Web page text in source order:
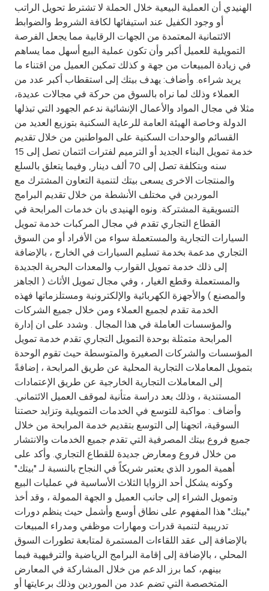
Malaysia
Turkey
Egypt
UK
Kingdom of Bahrain
الهنيدي أن العملية البيعية خلال الحملة لا تشترط تحويل الراتب
أو وجود الكفيل عند استيفائها لكافة الشروط والضوابط
الائتمانية المعتمدة من الجهات الرقابية مما يجعل الفرصة
التمويلية للعميل أكبر وأن تكون عملية البيع أسهل مما يساهم
في زيادة المبيعات من جهة و كذلك تمكين العميل من اقتناء ما
يريد شراءه. وأضاف: يهدف بيتك إلى استقطاب أكبر عدد من
العملاء وذلك لما نراه بالسوق من حركة في مجالات عديدة،
مثلا في مجال المواد والأعمال الإنشائية ندعم الجهود التي تبذلها
الدولة وخاصة الهيئة العامة للرعاية السكنية بتوزيع العديد من
القسائم والوحدات السكنية على المواطنين من خلال تقديم
خدمة تمويل البناء الجديد أو الترميم لفترات ائتمان تصل إلى 15
سنه وبتكلفة تصل إلى 70 ألف دينار, وفيما يتعلق بالسلع
والمنتجات الاخرى يسعى بيتك لتنمية التعاون المشترك مع
الموردين في مختلف الأنشطة من خلال تقديم البرامج
التسويقية المشتركة. ونوه الهنيدى بان خدمات المرابحة في
القطاع التجاري تقدم في مجال المركبات خدمة تمويل
السيارات التجارية والمستعملة سواء من الأفراد أو من السوق
التجاري مدعمة بخدمة تسليم السيارات في الخارج ، بالإضافة
إلى ذلك خدمة تمويل القوارب والمعدات البحرية الجديدة
والمستعملة وقطع الغيار ، وفي مجال تمويل الأثاث ( الجاهز
والمصنع ) والأجهزة الكهربائية والإلكترونية ومستلزماتها فهذه
الخدمة تقدم لجميع العملاء ومن خلال جميع الشركات
والمؤسسات العاملة في هذا المجال . وشدد على ان إدارة
المرابحة متمثلة بوحدة التمويل التجاري تقدم خدمة تمويل
المؤسسات والشركات الصغيرة والمتوسطة حيث تقوم الوحدة
بتمويل المعاملات التجارية المحلية عن طريق المرابحة ، إضافةً
إلى المعاملات التجارية الخارجية عن طريق الإعتمادات
المستندية ، وذلك بعد دراسة متأنية لموقف العميل الائتماني.
وأضاف : مواكبة للتوسع في الخدمات التمويلية وتزايد حصتنا
السوقية، اتجهنا إلى التوسع بتقديم خدمة المرابحة من خلال
جميع فروع بيتك المصرفية التي تقدم جميع الخدمات والانتشار
من خلال فروع ومعارض جديدة للقطاع التجاري. وأكد على
أهمية المورد الذي يعتبر شريكاً في النجاح بالنسبة لـ "بيتك"
وكونه يشكل أحد الزوايا الثلاث الأساسية في عمليات البيع
وتمويل الشراء إلى جانب العميل و الجهة الممولة ، وقد أخذ
"بيتك" هذا المفهوم على نطاق أوسع وأشمل حيث ينظم دورات
تدريبية لتنمية قدرات ومهارات موظفي ومدراء المبيعات
بالإضافة إلى عقد اللقاءات المستمرة لمتابعة تطورات السوق
المحلي ، بالإضافة إلى إقامة البرامج الرياضية والترفيهية فيما
بينهم، كما برز الدعم من خلال المشاركة في المعارض
المتخصصة التي تضم عدد من الموردين وذلك برعايتها أو